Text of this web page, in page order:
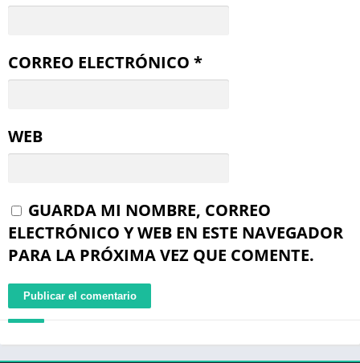
CORREO ELECTRÓNICO *
WEB
GUARDA MI NOMBRE, CORREO
ELECTRÓNICO Y WEB EN ESTE NAVEGADOR
PARA LA PRÓXIMA VEZ QUE COMENTE.